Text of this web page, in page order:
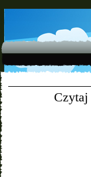
Czytaj